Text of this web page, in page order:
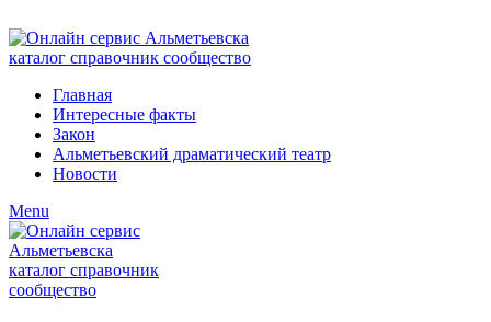
Главная
Интересные факты
Закон
Альметьевский драматический театр
Новости
Menu